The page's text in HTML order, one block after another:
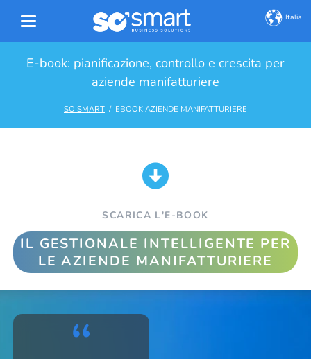
Italia
E-book: pianificazione, controllo e crescita per
aziende manifatturiere
SO SMART EBOOK AZIENDE MANIFATTURIERE
SCARICA L'E-BOOK
IL GESTIONALE INTELLIGENTE PER
LE AZIENDE MANIFATTURIERE